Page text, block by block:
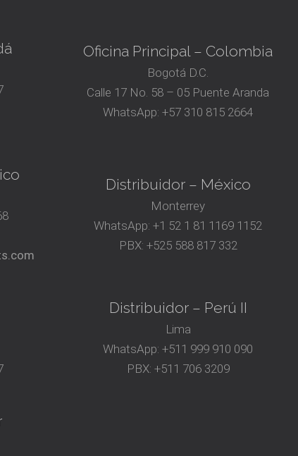
Oficina Principal – Colombia
Bogotá D.C.
Calle 17 No. 58 – 05 Puente Aranda
WhatsApp: +57 310 815 2664
Distribuidor – México
Monterrey
WhatsApp: +1 52 1 81 1169 1152
PBX: +525 588 817 332
Distribuidor – Perú II
Lima
WhatsApp: +511 999 910 090
PBX: +511 706 3209